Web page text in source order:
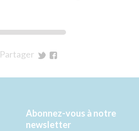
Partager
Twitter
Facebook
Abonnez-vous à notre
newsletter